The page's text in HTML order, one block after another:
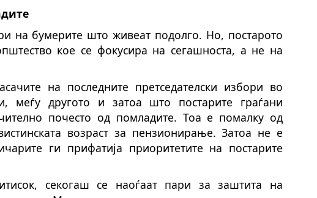
на бумерите што живеат подолго. Но, постарото
кое се фокусира на сегашноста, а не на
на последните претседателски избори во
меѓу другото и затоа што постарите граѓани
почесто од помладите. Тоа е помалку од
возраст за пензионирање. Затоа не е
ги прифатија приоритетите на постарите
секогаш се наоѓаат пари за заштита на